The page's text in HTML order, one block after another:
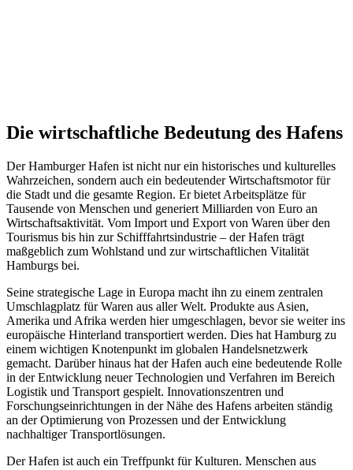
Die wirtschaftliche Bedeutung des Hafens
Der Hamburger Hafen ist nicht nur ein historisches und kulturelles
Wahrzeichen, sondern auch ein bedeutender Wirtschaftsmotor für
die Stadt und die gesamte Region. Er bietet Arbeitsplätze für
Tausende von Menschen und generiert Milliarden von Euro an
Wirtschaftsaktivität. Vom Import und Export von Waren über den
Tourismus bis hin zur Schifffahrtsindustrie – der Hafen trägt
maßgeblich zum Wohlstand und zur wirtschaftlichen Vitalität
Hamburgs bei.
Seine strategische Lage in Europa macht ihn zu einem zentralen
Umschlagplatz für Waren aus aller Welt. Produkte aus Asien,
Amerika und Afrika werden hier umgeschlagen, bevor sie weiter ins
europäische Hinterland transportiert werden. Dies hat Hamburg zu
einem wichtigen Knotenpunkt im globalen Handelsnetzwerk
gemacht. Darüber hinaus hat der Hafen auch eine bedeutende Rolle
in der Entwicklung neuer Technologien und Verfahren im Bereich
Logistik und Transport gespielt. Innovationszentren und
Forschungseinrichtungen in der Nähe des Hafens arbeiten ständig
an der Optimierung von Prozessen und der Entwicklung
nachhaltiger Transportlösungen.
Der Hafen ist auch ein Treffpunkt für Kulturen. Menschen aus